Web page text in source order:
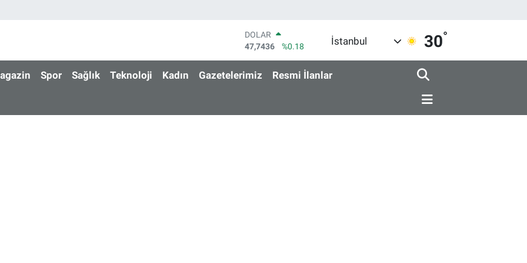
DOLAR
47,7436
%0.18
55,2510
%0.32
STERLİN
6660.55
%0.03
İstanbul 30°
Spor Sağlık Teknoloji Kadın Gazetelerimiz Resmi İlanlar